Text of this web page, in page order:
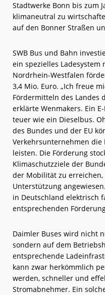
Stadtwerke Bonn bis zum
klimaneutral zu
auf den Bonner Straßen
SWB Bus und Bahn
ein spezielles Ladesystem
Nordrhein-Westfalen
3,4 Mio. Euro. „Ich freue
Fördermitteln des Landes
erklärte Wenmakers. Ein
teuer wie ein Dieselbus.
des Bundes und der EU
Verkehrsunternehmen die
leisten. Die Förderung
Klimaschutzziele der
der Mobilität zu
Unterstützung
in Deutschland elektrisch
entsprechenden
Daimler Buses wird nicht
sondern auf dem
entsprechende
kann zwar herkömmlich
werden, schneller und
Stromabnehmer. Ein